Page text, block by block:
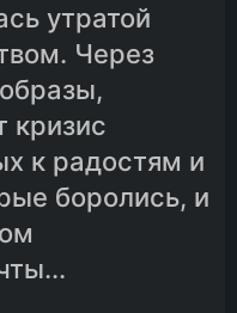
утратой
Через
кризис
к радостям и
боролись, и